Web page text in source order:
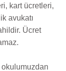
kart ücretleri,
avukatı
Ücret